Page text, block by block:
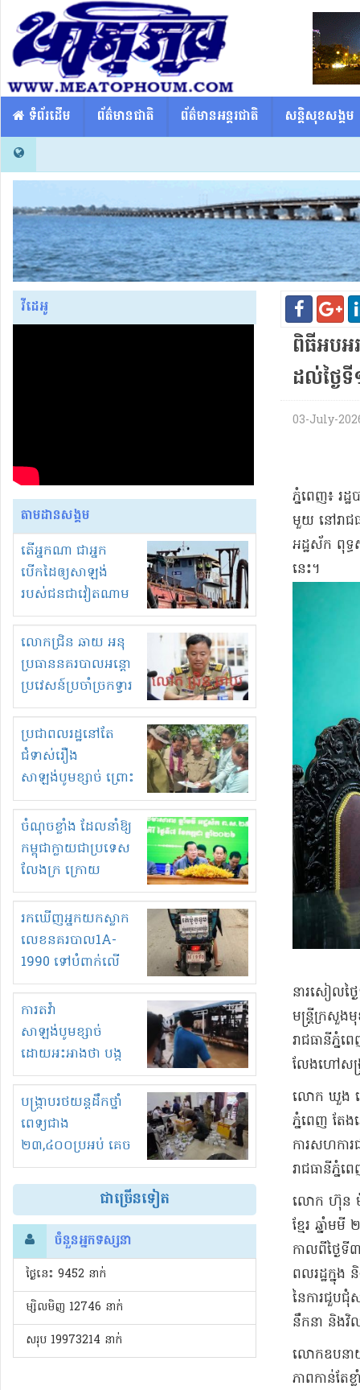
​​ ទំព័រដើម ព័ត៌មានជាតិ ព័ត៌មានអន្តរជាតិ សន្តិសុខសង្គម
វីដេអូ
តាមដានសង្គម
តើអ្នកណា ជាអ្នក
បើកដៃឲ្យសាឡង់
របស់ជនជាវៀតណាម
ចូល មកខុស
ច្បាប់លួចបូមខ្សាច់នៅ
ក្នុងប្រទេសកម្ពុជា
លោកជ្រិន ឆាយ អនុ
ប្រធាននគរបាលអន្តោ
ប្រវេសន៍ប្រចាំច្រកទ្វារ
ព្រំដែនភ្នំឌិន និងឈ្មួញ
មួយចំនួនទៀត
កំពង់តែគុបគិតគ្នា
ធ្វើសកម្មភាពរកស៊ីនិង
ស្តុកទំនិញគេចពន្ធ?
ប្រជាពលរដ្ឋនៅតែ
ជំទាស់រឿង
សាឡង់បូមខ្សាច់ ព្រោះ
ខ្លាចបាក់ច្រាំងទៀត!
ចំណុចខ្លាំង ដែលនាំឱ្យ
កម្ពុជាក្លាយជាប្រទេស
លែងក្រ ក្រោយ
ឆ្នាំ២០៣០
រកឃើញអ្នកយកស្លាក
លេខនគរបាល1A-
1990 ទៅបំពាក់លើ
ម៉ូតូរបស់ខ្លួន ដាកផ្លាក
រត់ឌុបហើយ
ការតវ៉ា
សាឡង់បូមខ្សាច់
ដោយអះអាងថា បង្ក
បាក់ច្រាំងទន្លេ និង
រំខានទាំងយប់ទាំងថ្ងៃ
បង្ក្រាបរថយន្តដឹកថ្នាំ
ពេទ្យជាង
២៣,៤០០ប្រអប់ គេច
ពន្ធនិងអត់ច្បាប់នាំ
ចូល!?
ជាច្រើនទៀត
ចំនួនអ្នកទស្សនា
ថ្ងៃនេះ​ 9452 នាក់
ម្សិលមិញ 12746 នាក់
សរុប 19973214 នាក់
ពិធីអបអ
ដល់ថ្ងៃ
03-July-
ភ្នំពេញ៖ រ
មួយ នៅរាជ
អដ្ឋស័ក ពុទ្
នេះ។
នារសៀលថ្ង
មន្ត្រីក្រសួ
រាជធានីភ្នំ
លែងហៅសង្
លោក ឃួង ស្រ
ភ្នំពេញ តែង
ការសហកា
រាជធានីភ្នំ
លោក ហ៊ុន ម៉ា
ខ្មែរ ឆ្នាំ
កាលពីថ្ងៃទី
ពលរដ្ឋក្នុង
នៃការជួបជុំ
នឹកនា និង
លោកឧបនាយ
ភាពកាន់តែ